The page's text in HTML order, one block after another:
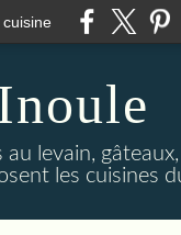
levain,
les cuisines